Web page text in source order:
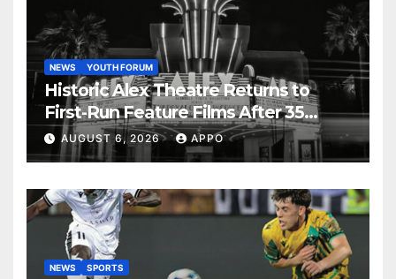
NEWS YOUTH FORUM
Historic Alex Theatre Returns to
First-Run Feature Films After 35
Years
AUGUST 6, 2026 APPO
NEWS SPORTS